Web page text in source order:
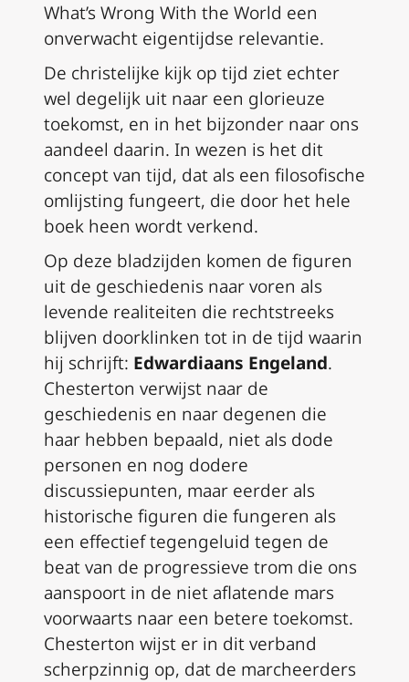
What’s Wrong With the World een
onverwacht eigentijdse relevantie.
De christelijke kijk op tijd ziet echter
wel degelijk uit naar een glorieuze
toekomst, en in het bijzonder naar ons
aandeel daarin. In wezen is het dit
concept van tijd, dat als een filosofische
omlijsting fungeert, die door het hele
boek heen wordt verkend.
Op deze bladzijden komen de figuren
uit de geschiedenis naar voren als
levende realiteiten die rechtstreeks
blijven doorklinken tot in de tijd waarin
hij schrijft: Edwardiaans Engeland.
Chesterton verwijst naar de
geschiedenis en naar degenen die
haar hebben bepaald, niet als dode
personen en nog dodere
discussiepunten, maar eerder als
historische figuren die fungeren als
een effectief tegengeluid tegen de
beat van de progressieve trom die ons
aanspoort in de niet aflatende mars
voorwaarts naar een betere toekomst.
Chesterton wijst er in dit verband
scherpzinnig op, dat de marcheerders